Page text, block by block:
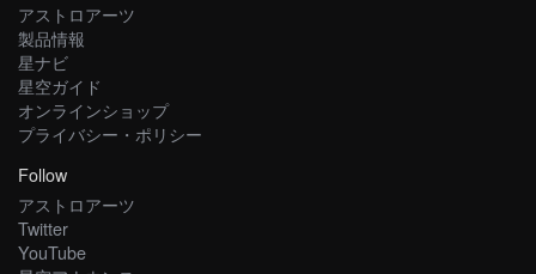
アストロアーツ
製品情報
星ナビ
星空ガイド
オンラインショップ
プライバシー・ポリシー
Follow
アストロアーツ
Twitter
YouTube